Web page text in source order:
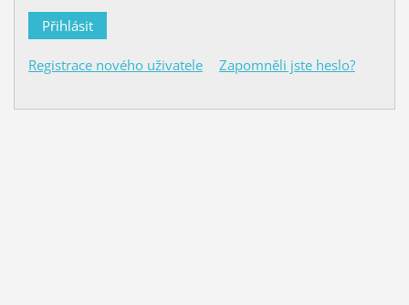
Registrace nového uživatele Zapomněli jste heslo?